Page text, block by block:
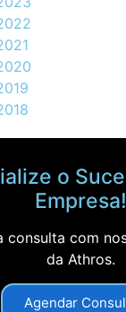
o
Empresa!
consulta com
da Athros.
Agendar